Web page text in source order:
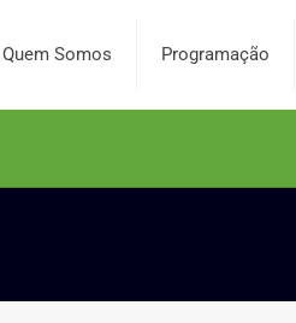
Quem Somos Programação